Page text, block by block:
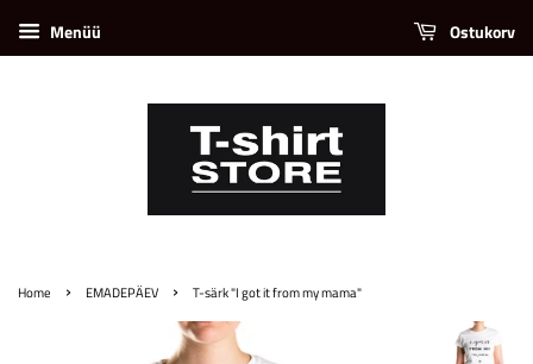
Menüü Ostukorv
Home › EMADEPÄEV › T-särk "I got it from my mama"